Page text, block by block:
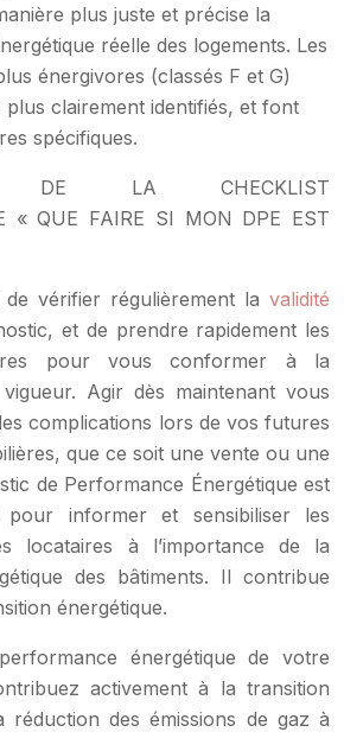
plus juste et précise la
réelle des logements. Les
énergivores (classés F et G)
plus clairement identifiés, et font
spécifiques.
DE LA CHECKLIST
« QUE FAIRE SI MON DPE EST
vérifier régulièrement la validité
et de prendre rapidement les
pour vous conformer à la
Agir dès maintenant vous
complications lors de vos futures
que ce soit une vente ou une
de Performance Énergétique est
informer et sensibiliser les
locataires à l’importance de la
des bâtiments. Il contribue
énergétique.
énergétique de votre
activement à la transition
réduction des émissions de gaz à